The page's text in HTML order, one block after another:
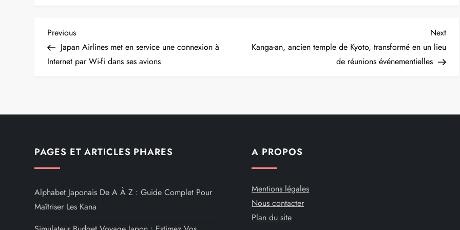
N
a
i
a
t
i
Previous
Post
Previous
Japan Airlines met en service une connexion à
Internet par Wi-fi dans ses avions
Post
Next
Kanga-an, ancien temple de Kyoto, transformé en un lieu
de réunions événementielles
PAGES ET ARTICLES PHARES
Alphabet Japonais De A À Z : Guide Complet Pour
Maîtriser Les Kana
A PROPOS
Mentions légales
Nous contacter
Plan du site